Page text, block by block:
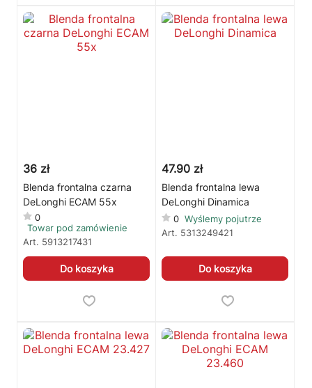
36 zł
Blenda frontalna czarna
DeLonghi ECAM 55x
0
Towar pod zamówienie
Art. 5913217431
Do koszyka
47.90 zł
Blenda frontalna lewa
DeLonghi Dinamica
0 Wyślemy pojutrze
Art. 5313249421
Do koszyka